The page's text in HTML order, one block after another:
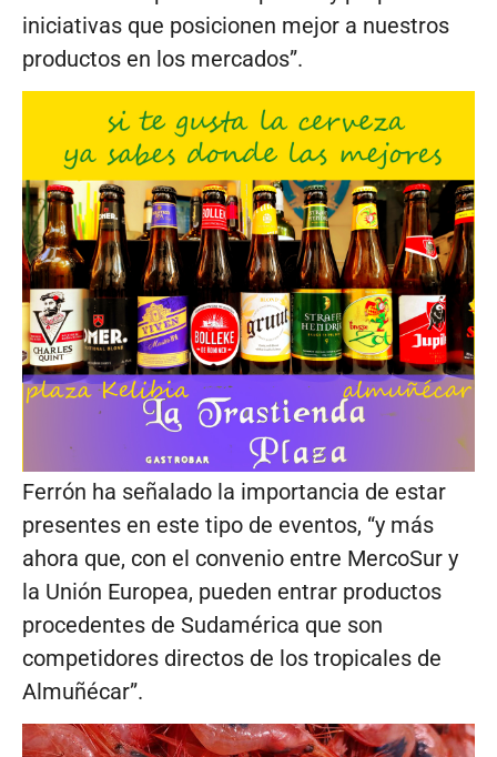
iniciativas que posicionen mejor a nuestros
productos en los mercados”.
Ferrón ha señalado la importancia de estar
presentes en este tipo de eventos, “y más
ahora que, con el convenio entre MercoSur y
la Unión Europea, pueden entrar productos
procedentes de Sudamérica que son
competidores directos de los tropicales de
Almuñécar”.